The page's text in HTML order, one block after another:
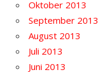
Oktober 2013
September 2013
August 2013
Juli 2013
Juni 2013